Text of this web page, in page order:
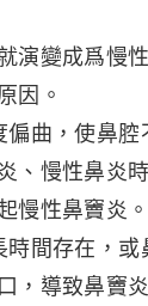
演變成爲慢
因。
偏曲，使鼻
、慢性鼻炎
慢性鼻竇炎。
時間存在，
，導致鼻竇